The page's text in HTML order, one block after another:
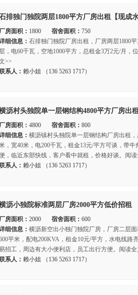
排独门独院两层1800平方厂房出租【现成水
房面积： 1800 宿舍面积： 750
细信息： 石排独门独院厂房出租，厂房两层1800
层，电60千瓦，空地1000平方，总租金3万2元/月，
>>
系人： 赖小姐 （136 5263 1717）
沥村头独院单一层钢结构4800平方厂房出
房面积： 4800 宿舍面积： 800
细信息： 横沥镇村头独院单一层钢结构厂房出租
，宽40米，电200千瓦，租金13元/平方可谈，带
，临近东部快线，客户看中就租，价格好谈。阅读
系人： 赖小姐 （136 5263 1717）
沥小独院标准两层厂房2000平方低价招租
房面积： 2000 宿舍面积： 600
细信息： 横沥新空出小独门独院厂房，厂房二层‌‌
平米，配电200KVA，租金10元/平方，水电线路
招工，周边有大小便利店，员工出行方便。阅读全
系人： 赖小姐 （136 5263 1717）